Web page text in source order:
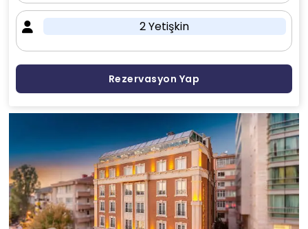
2 Yetişkin
Rezervasyon Yap